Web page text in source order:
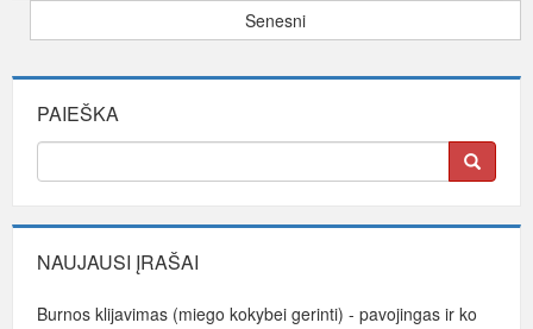
Senesni
PAIEŠKA
NAUJAUSI ĮRAŠAI
Burnos klijavimas (miego kokybei gerinti) - pavojingas ir ko